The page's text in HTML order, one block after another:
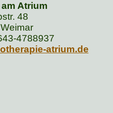
Atrium
48
4788937
atrium.de